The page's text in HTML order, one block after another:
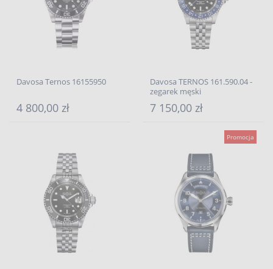
Davosa Ternos 16155950
4 800,00 zł
Davosa TERNOS 161.590.04 -
zegarek męski
7 150,00 zł
Promocja